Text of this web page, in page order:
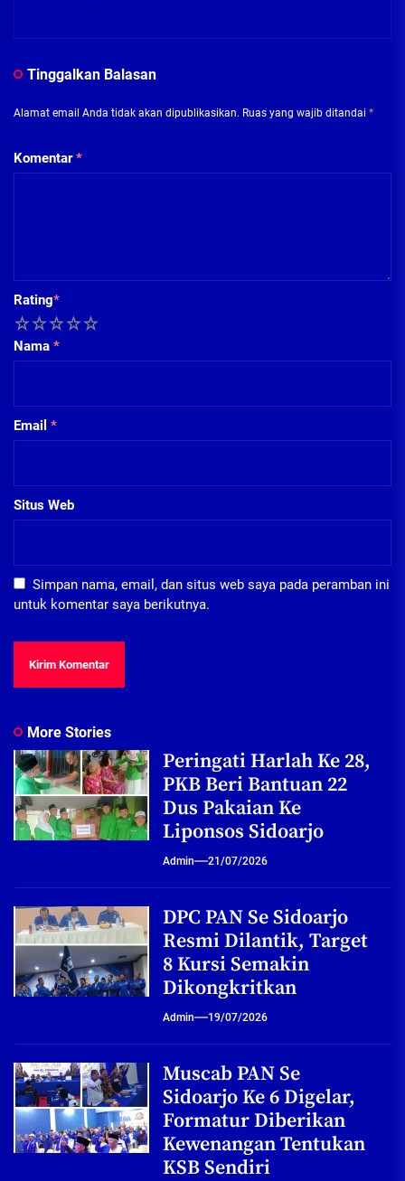
Tinggalkan Balasan
Alamat email Anda tidak akan dipublikasikan. Ruas yang wajib ditandai *
Komentar*
Rating*
5
4
3
2
Nama *
Email *
Situs Web
Simpan nama, email, dan situs web saya pada peramban ini
untuk komentar saya berikutnya.
More Stories
Peringati Harlah Ke 28,
PKB Beri Bantuan 22
Dus Pakaian Ke
Liponsos Sidoarjo
Admin 21/07/2026
DPC PAN Se Sidoarjo
Resmi Dilantik, Target
8 Kursi Semakin
Dikongkritkan
Admin 19/07/2026
Muscab PAN Se
Sidoarjo Ke 6 Digelar,
Formatur Diberikan
Kewenangan Tentukan
KSB Sendiri